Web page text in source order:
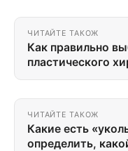
ЧИТАЙТЕ ТАКОЖ
Как правильно
пластического
ЧИТАЙТЕ ТАКОЖ
Какие есть
определить,